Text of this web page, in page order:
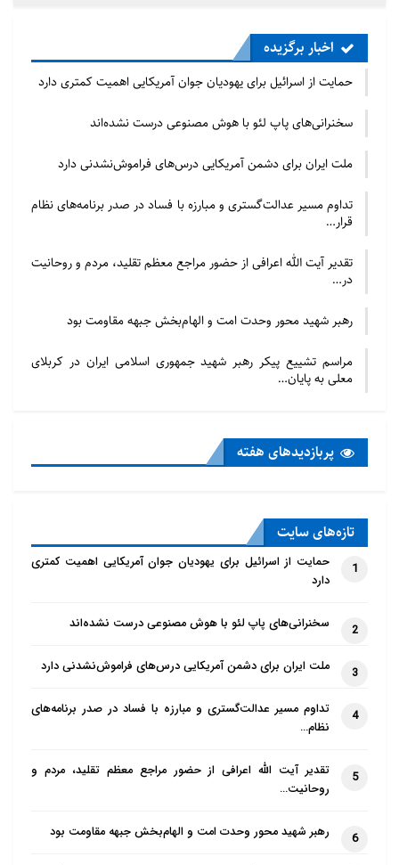
اخبار برگزیده
حمایت از اسرائیل برای یهودیان جوان آمریکایی اهمیت کمتری دارد
سخنرانی‌های پاپ لئو با هوش مصنوعی درست نشده‌اند
ملت ایران برای دشمن آمریکایی درس‌های فراموش‌نشدنی دارد
تداوم مسیر عدالت‌گستری و مبارزه با فساد در صدر برنامه‌های نظام
قرار…
تقدیر آیت الله اعرافی از حضور مراجع معظم تقلید، مردم و روحانیت
در…
رهبر شهید محور وحدت امت و الهام‌بخش جبهه مقاومت بود
مراسم تشییع پیکر رهبر شهید جمهوری اسلامی ایران در کربلای
معلی به پایان…
پربازدید‌های هفته
تازه‌‌های سایت
1
حمایت از اسرائیل برای یهودیان جوان آمریکایی اهمیت کمتری
دارد
2 سخنرانی‌های پاپ لئو با هوش مصنوعی درست نشده‌اند
3 ملت ایران برای دشمن آمریکایی درس‌های فراموش‌نشدنی دارد
4
تداوم مسیر عدالت‌گستری و مبارزه با فساد در صدر برنامه‌های
نظام…
5
تقدیر آیت الله اعرافی از حضور مراجع معظم تقلید، مردم و
روحانیت…
6 رهبر شهید محور وحدت امت و الهام‌بخش جبهه مقاومت بود